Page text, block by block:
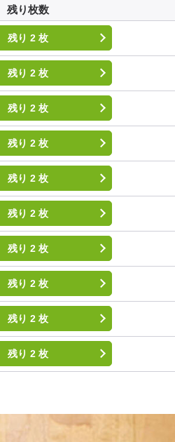
残り枚数
残り 2 枚
残り 2 枚
残り 2 枚
残り 2 枚
残り 2 枚
残り 2 枚
残り 2 枚
残り 2 枚
残り 2 枚
残り 2 枚